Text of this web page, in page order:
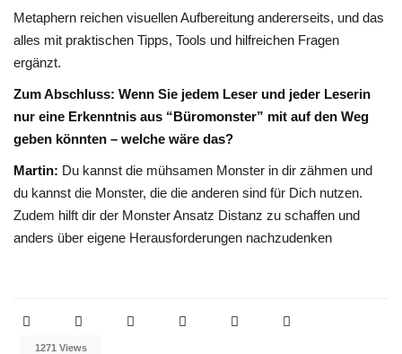
Metaphern reichen visuellen Aufbereitung andererseits, und das
alles mit praktischen Tipps, Tools und hilfreichen Fragen
ergänzt.
Zum Abschluss: Wenn Sie jedem Leser und jeder Leserin
nur eine Erkenntnis aus “Büromonster” mit auf den Weg
geben könnten – welche wäre das?
Martin: Du kannst die mühsamen Monster in dir zähmen und
du kannst die Monster, die die anderen sind für Dich nutzen.
Zudem hilft dir der Monster Ansatz Distanz zu schaffen und
anders über eigene Herausforderungen nachzudenken
1271 Views